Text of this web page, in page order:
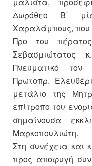
Δωρόθεο Β΄
Χαραλάμπους, που
Προ του
Σεβασμιώτατος
Πνευματικό τον
Πρωτοπρ.
μετάλιο της
επίτροπο του
σημαίνουσα
Μαρκοπουλιώτη.
Στη συνέχεια και
προς αποφυγή